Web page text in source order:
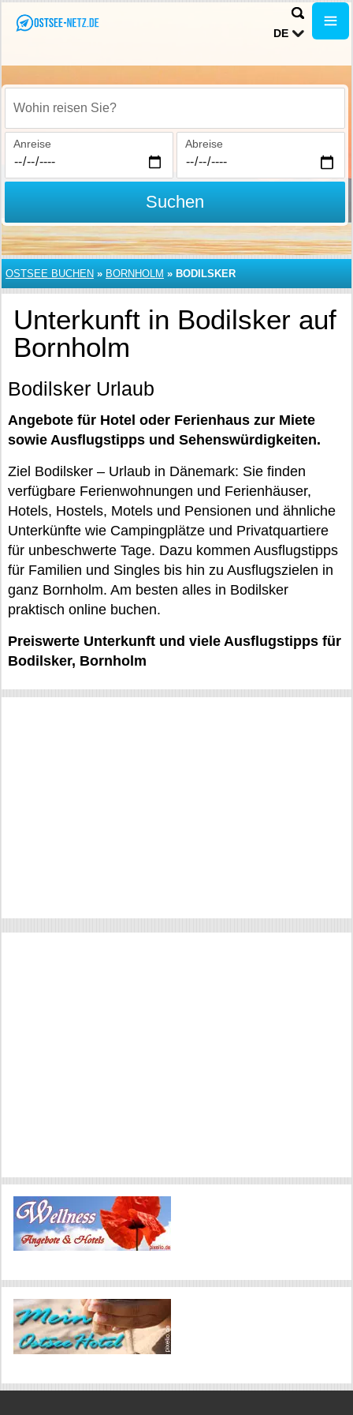
DE
Wohin reisen Sie?
Anreise Abreise
Suchen
OSTSEE BUCHEN » BORNHOLM » BODILSKER
Unterkunft in Bodilsker auf
Bornholm
Bodilsker Urlaub
Angebote für Hotel oder Ferienhaus zur Miete
sowie Ausflugstipps und Sehenswürdigkeiten.
Ziel Bodilsker – Urlaub in Dänemark: Sie finden
verfügbare Ferienwohnungen und Ferienhäuser,
Hotels, Hostels, Motels und Pensionen und ähnliche
Unterkünfte wie Campingplätze und Privatquartiere
für unbeschwerte Tage. Dazu kommen Ausflugstipps
für Familien und Singles bis hin zu Ausflugszielen in
ganz Bornholm. Am besten alles in Bodilsker
praktisch online buchen.
Preiswerte Unterkunft und viele Ausflugstipps für
Bodilsker, Bornholm